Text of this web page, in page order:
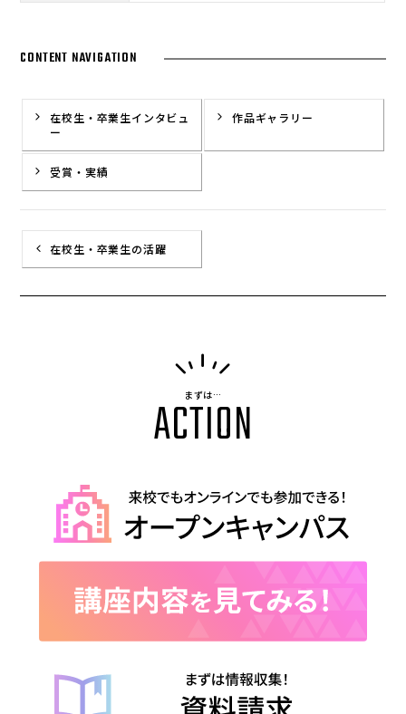
CONTENT NAVIGATION
在校生・卒業生インタビュ
ー
作品ギャラリー
受賞・実績
在校生・卒業生の活躍
まずは…
ACTION